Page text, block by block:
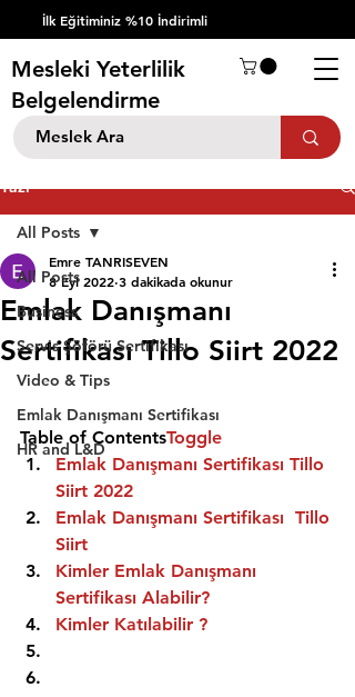
İlk Eğitiminiz %10 İndirimli
Mesleki Yeterlilik
Belgelendirme
Yazı
All Posts
Business
Servis Şöförü Sertifikası
Video & Tips
Emlak Danışmanı Sertifikası
HR and L&D
All Posts
Emlak Danışmanı
Sertifikası Tillo Siirt 2022
Emre TANRISEVEN
8 Eyl 2022 3 dakikada okunur
Table of ContentsToggle
Emlak Danışmanı Sertifikası Tillo
Siirt 2022
Emlak Danışmanı Sertifikası  Tillo
Siirt
Kimler Emlak Danışmanı
Sertifikası Alabilir?
Kimler Katılabilir ?